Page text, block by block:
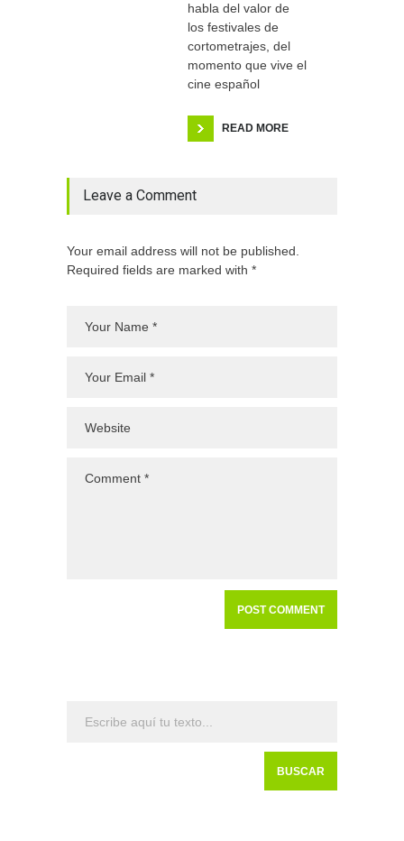
habla del valor de
los festivales de
cortometrajes, del
momento que vive el
cine español
READ MORE
Leave a Comment
Your email address will not be published.
Required fields are marked with *